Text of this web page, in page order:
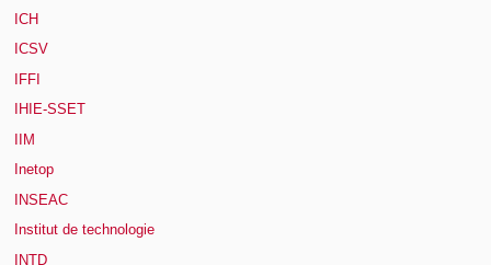
ICH
ICSV
IFFI
IHIE-SSET
IIM
Inetop
INSEAC
Institut de technologie
INTD